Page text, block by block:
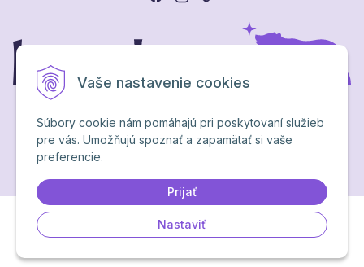
Vaše nastavenie cookies
Súbory cookie nám pomáhajú pri poskytovaní služieb
pre vás. Umožňujú spoznať a zapamätať si vaše
preferencie.
Prijať
Nastaviť
Ochrana osobných údajov
NextShop&